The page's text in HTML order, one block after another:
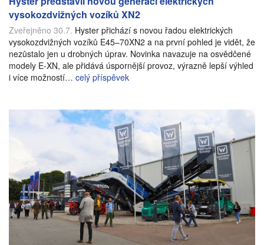
vysokozdvižných vozíků XN2
Zveřejněno 30.7. Hyster přichází s novou řadou elektrických
vysokozdvižných vozíků E45–70XN2 a na první pohled je vidět, že
nezůstalo jen u drobných úprav. Novinka navazuje na osvědčené
modely E-XN, ale přidává úspornější provoz, výrazně lepší výhled
i více možností… celý příspěvek